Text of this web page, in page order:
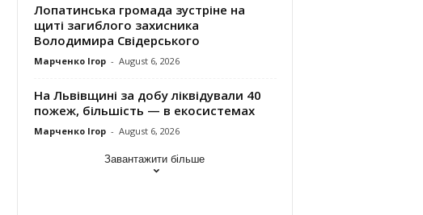
Лопатинська громада зустріне на
щиті загиблого захисника
Володимира Свідерського
Марченко Ігор - August 6, 2026
На Львівщині за добу ліквідували 40
пожеж, більшість — в екосистемах
Марченко Ігор - August 6, 2026
Завантажити більше